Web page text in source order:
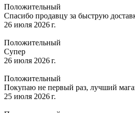
Положительный
Спасибо продавцу за быструю
26 июля 2026 г.
Положительный
Супер
26 июля 2026 г.
Положительный
Покупаю не первый раз, лучший
25 июля 2026 г.